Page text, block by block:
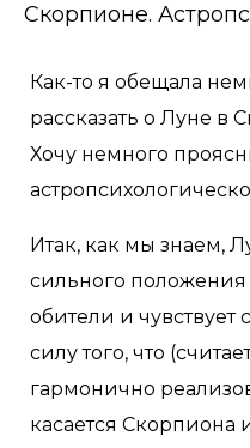
Скорпионе.
Как-то я обещала
рассказать о Луне в
Хочу немного
Итак, как мы знаем,
сильного положения
обители и
силу того, что
гармонично
касается Скорпиона